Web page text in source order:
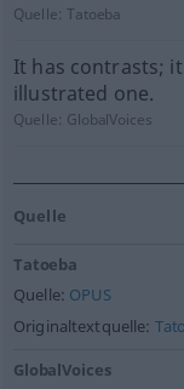
Quelle:Tatoeba
It has contrasts;
illustrated one.
Quelle: GlobalVoices
Quelle
Tatoeba
Quelle: OPUS
Originaltextquelle:
GlobalVoices